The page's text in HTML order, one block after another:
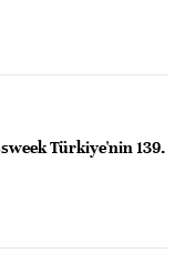
Türkiye'nin 139.